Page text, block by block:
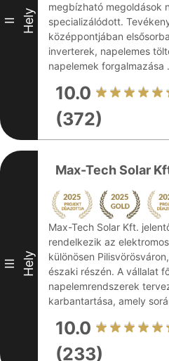
II Hely
megbízható megoldások
specializálódott.
középpontjában
inverterek, napelemes
napelemek forgalmazása
10.0
(372)
III Hely
Max-Tech Solar
Max-Tech Solar Kft.
rendelkezik az
különösen
északi részén. A vállalat
napelemrendszerek
karbantartása, amely
10.0
(233)